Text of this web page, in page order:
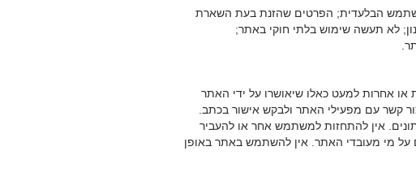
הבלעדית; הפרטים שהזנת בעת השארת
לא תעשה שימוש בלתי חוקי באתר;
אחרות למעט כאלו שיאושרו על ידי האתר
קשר עם מפעילי האתר ולבקש אישור בכתב.
אין להתחזות למשתמש אחר או להעביר
על מי מעובדי האתר. אין להשתמש באתר באופן